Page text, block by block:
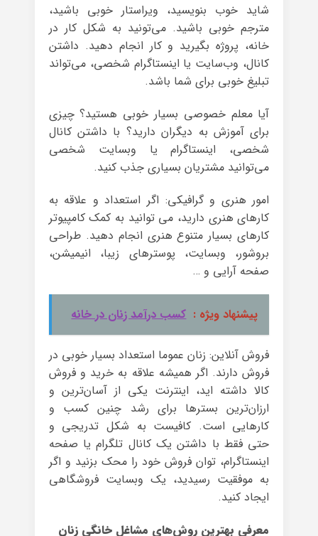
شاید خوب بنویسید، ویراستار خوبی باشید،
مترجم خوبی باشید. می‌تونید به شکل کار در
خانه، پروژه بگیرید و کار انجام دهید. داشتن
کانال، وب‌سایت یا اینستاگرام شخصی، می‌تواند
تبلیغ خوبی برای شما باشد.
آیا معلم خصوصی بسیار خوبی هستید؟ چیزی
برای آموزش به دیگران دارید؟ با داشتن کانال
شخصی، اینستاگرام یا وبسایت شخصی
می‌توانید مشتریان بسیاری جذب کنید.
امور هنری و گرافیکی: اگر استعداد و علاقه به
کارهای هنری دارید، می توانید به کمک کامپیوتر
کارهای بسیار متنوع هنری انجام دهید. طراحی
بروشور، وبسایت، پوسترهای زیبا، انیمیشن،
صفحه آرایی و …
پیشنهاد ویژه : کسب درآمد زنان در خانه
فروش آنلاین: زنان عموما استعداد بسیار خوبی در
فروش دارند. اگر همیشه علاقه به خرید و فروش
کالا داشته اید، اینترنت یکی از آسان‌ترین و
ارزان‌ترین بسترها برای رشد چنین کسب و
کارهایی است. کافیست به شکل تدریجی و
حتی فقط با داشتن یک کانال تلگرام یا صفحه
اینستاگرام، توان فروش خود را محک بزنید و اگر
به موفقیت رسیدید، یک وبسایت فروشگاهی
ایجاد کنید.
معرفی بهترین روش‌های مشاغل خانگی زنان